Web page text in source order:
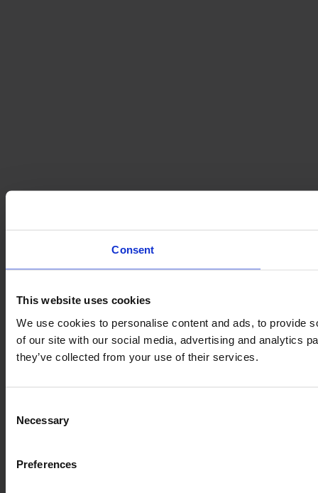
Consent
This website uses cookies
We use cookies to personalise content and ads, to provide
of our site with our social media, advertising and analytics
they’ve collected from your use of their services.
Selection
Necessary
Preferences